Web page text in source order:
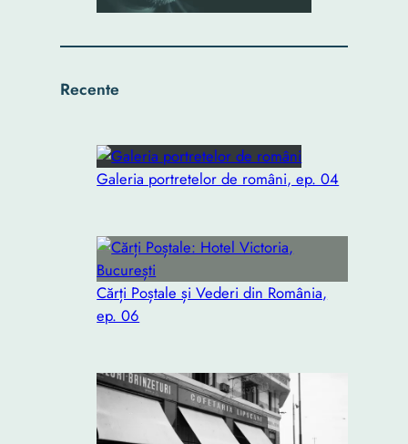
Recente
Galeria portretelor de români, ep. 04
Cărți Poștale și Vederi din România,
ep. 06